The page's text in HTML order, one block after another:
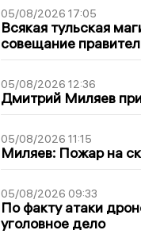
05/08/2026 17:05
Всякая тульская
совещание
05/08/2026 12:36
Дмитрий Миляев
05/08/2026 11:15
Миляев: Пожар на
05/08/2026 09:33
По факту атаки
уголовное дело